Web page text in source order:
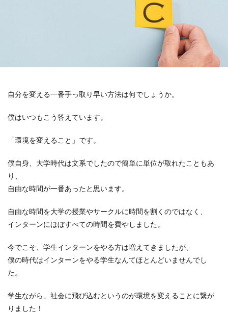
自分を変える一番手っ取り早い方法は何でしょうか。
僕はいつもこう答えています。
「環境を変えること」 です。
僕自身、大学時代は文系でしたので簡単に単位が取れたこともあ
り、
自由な時間が一番あったと思います。
自由な時間を大学の授業やサークルに時間を割くのではなく、
インターンにほぼすべての時間を費やしました。
今でこそ、学生インターンをやる方は増えてきましたが、
僕の時代はインターンをやる学生なんてほとんどいませんでし
た。
学生ながら、社会に飛び込むというのが環境を変えることに繋が
りました！